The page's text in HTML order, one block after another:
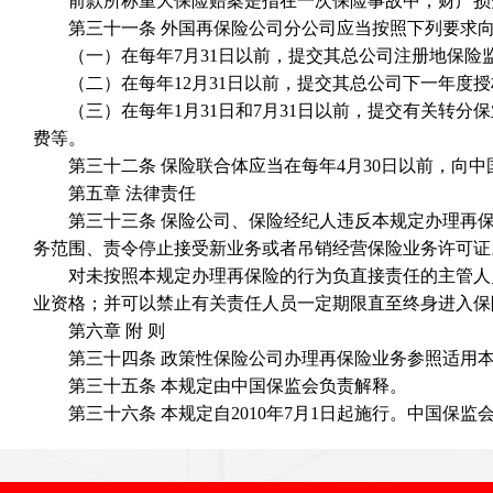
第三十一条 外国再保险公司分公司应当按照下列要求
（一）在每年7月31日以前，提交其总公司注册地保险
（二）在每年12月31日以前，提交其总公司下一年度授
（三）在每年1月31日和7月31日以前，提交有关转分保
费等。
第三十二条 保险联合体应当在每年4月30日以前，向中
第五章 法律责任
第三十三条 保险公司、保险经纪人违反本规定办理再保
务范围、责令停止接受新业务或者吊销经营保险业务许可
对未按照本规定办理再保险的行为负直接责任的主管人
业资格；并可以禁止有关责任人员一定期限直至终身进入
第六章 附 则
第三十四条 政策性保险公司办理再保险业务参照适用本
第三十五条 本规定由中国保监会负责解释。
第三十六条 本规定自2010年7月1日起施行。中国保监会